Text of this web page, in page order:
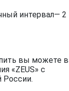
интервал— 2
вы можете в
«ZEUS» с
России.